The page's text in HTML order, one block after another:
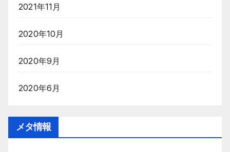
2021年11月
2020年10月
2020年9月
2020年6月
メタ情報